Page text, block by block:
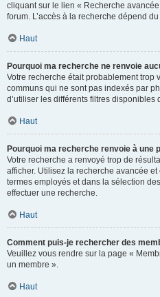
cliquant sur le lien « Recherche
forum. L’accès à la recherche dépend
Haut
Pourquoi ma recherche ne renvoie
Votre recherche était probablement trop
communs qui ne sont pas indexés par
d’utiliser les différents filtres
Haut
Pourquoi ma recherche renvoie à une
Votre recherche a renvoyé trop de
afficher. Utilisez la recherche avancée
termes employés et dans la sélection
effectuer une recherche.
Haut
Comment puis-je rechercher des
Veuillez vous rendre sur la page «
un membre ».
Haut